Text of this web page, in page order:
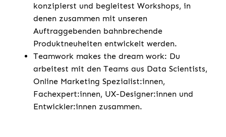
konzipierst und begleitest Workshops, in
denen zusammen mit unseren
Auftraggebenden bahnbrechende
Produktneuheiten entwickelt werden.
Teamwork makes the dream work: Du
arbeitest mit den Teams aus Data Scientists,
Online Marketing Spezialist:innen,
Fachexpert:innen, UX-Designer:innen und
Entwickler:innen zusammen.